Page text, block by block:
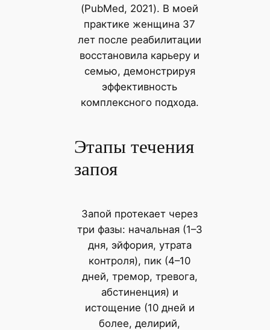
(PubMed, 2021). В моей
практике женщина 37
лет после реабилитации
восстановила карьеру и
семью, демонстрируя
эффективность
комплексного подхода.
Этапы течения
запоя
Запой протекает через
три фазы: начальная (1–3
дня, эйфория, утрата
контроля), пик (4–10
дней, тремор, тревога,
абстиненция) и
истощение (10 дней и
более, делирий,